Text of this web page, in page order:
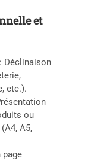
et
Déclinaison
etc.).
ou
A5,
page